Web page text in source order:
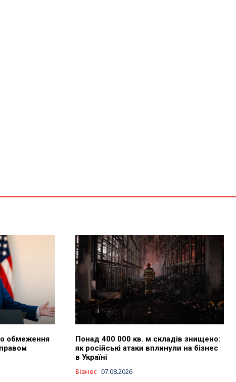
обмеження
Понад 400 000 кв. м складів знищено:
як російські атаки вплинули на бізнес
в Україні
Бізнес 07.08.2026